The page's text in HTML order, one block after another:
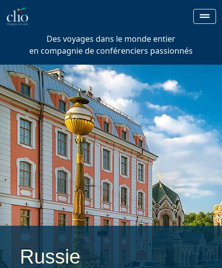
Des voyages dans le monde entier
en compagnie de conférenciers passionnés
Russie